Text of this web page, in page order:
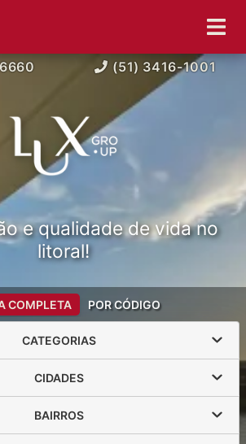
(51) 3416-1001
e qualidade de vida no
litoral!
COMPLETA POR CÓDIGO
CATEGORIAS
CIDADES
BAIRROS